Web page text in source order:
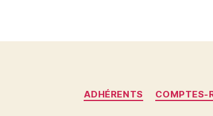
ADHÉRENTS COMPTES-